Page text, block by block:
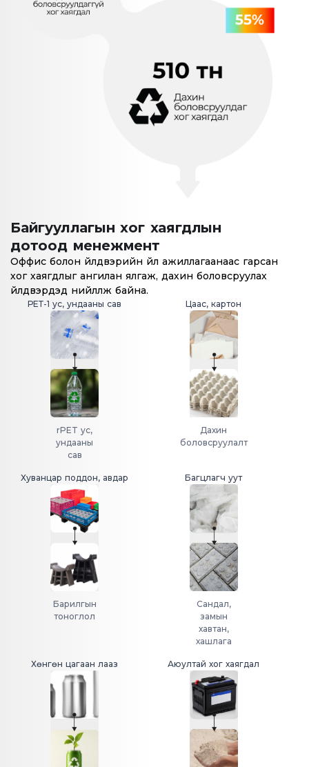
Байгууллагын хог хаягдлын
дотоод менежмент
Оффис болон үйлдвэрийн үйл ажиллагаанаас гарсан
хог хаягдлыг ангилан ялгаж, дахин боловсруулах
үйлдвэрүүдэд нийлүүлж байна.
РЕТ-1 ус, ундааны сав Цаас, картон
Хуванцар поддон, авдар Багцлагч уут
Хөнгөн цагаан лааз Аюултай хог хаягдал